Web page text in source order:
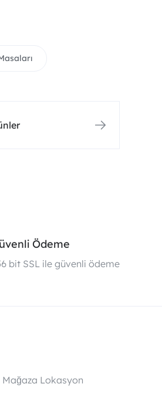
Ödeme
bit SSL ile güvenli ödeme
Mağaza Lokasyon